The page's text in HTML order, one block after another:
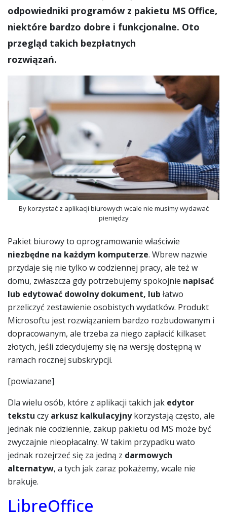
odpowiedniki programów z pakietu MS Office,
niektóre bardzo dobre i funkcjonalne. Oto
przegląd takich bezpłatnych
rozwiązań.
By korzystać z aplikacji biurowych wcale nie musimy wydawać
pieniędzy
Pakiet biurowy to oprogramowanie właściwie
niezbędne na każdym komputerze. Wbrew nazwie
przydaje się nie tylko w codziennej pracy, ale też w
domu, zwłaszcza gdy potrzebujemy spokojnie napisać
lub edytować dowolny dokument, lub łatwo
przeliczyć zestawienie osobistych wydatków. Produkt
Microsoftu jest rozwiązaniem bardzo rozbudowanym i
dopracowanym, ale trzeba za niego zapłacić kilkaset
złotych, jeśli zdecydujemy się na wersję dostępną w
ramach rocznej subskrypcji.
[powiazane]
Dla wielu osób, które z aplikacji takich jak edytor
tekstu czy arkusz kalkulacyjnykorzystają często, ale
jednak nie codziennie, zakup pakietu od MS może być
zwyczajnie nieopłacalny. W takim przypadku wato
jednak rozejrzeć się za jedną z darmowych
alternatyw, a tych jak zaraz pokażemy, wcale nie
brakuje.
LibreOffice